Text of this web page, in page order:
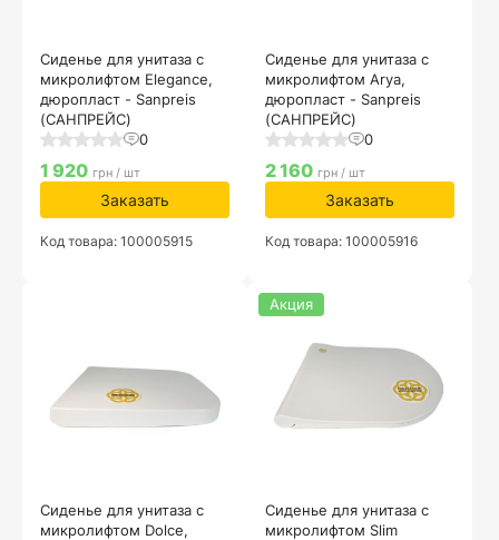
Сиденье для унитаза с
микролифтом Elegance,
дюропласт - Sanpreis
(САНПРЕЙС)
0
1 920 грн / шт
Заказать
Код товара: 100005915
Сиденье для унитаза с
микролифтом Arya,
дюропласт - Sanpreis
(САНПРЕЙС)
0
2 160 грн / шт
Заказать
Код товара: 100005916
Сиденье для унитаза с
микролифтом Dolce,
Сиденье для унитаза с
микролифтом Slim
Акция